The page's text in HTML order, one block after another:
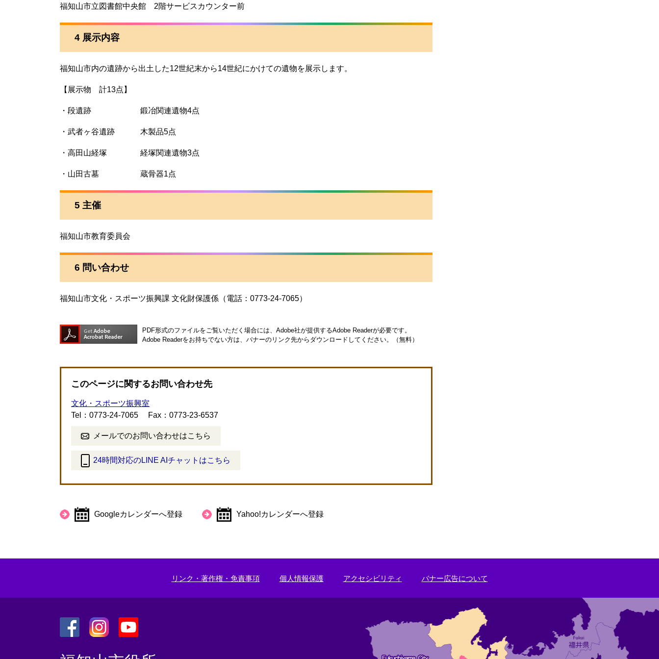
福知山市立図書館中央館 2階サービスカウンター前
4 展示内容
福知山市内の遺跡から出土した12世紀末から14世紀にかけての遺物を展示します。
【展示物 計13点】
・段遺跡 鍛冶関連遺物4点
・武者ヶ谷遺跡 木製品5点
・高田山経塚 経塚関連遺物3点
・山田古墓 蔵骨器1点
5 主催
福知山市教育委員会
6 問い合わせ
福知山市文化・スポーツ振興課 文化財保護係（電話：0773-24-7065）
PDF形式のファイルをご覧いただく場合には、Adobe社が提供するAdobe Readerが必要です。
Adobe Readerをお持ちでない方は、バナーのリンク先からダウンロードしてください。（無料）
このページに関するお問い合わせ先
文化・スポーツ振興室
Tel：0773-24-7065
Fax：0773-23-6537
メールでのお問い合わせはこちら
24時間対応のLINE AIチャットはこちら
外
リ
ン
Googleカレンダーへ登録 Yahoo!カレンダーへ登録
リンク・著作権・免責事項 個人情報保護 アクセシビリティ バナー広告について
外
外
外